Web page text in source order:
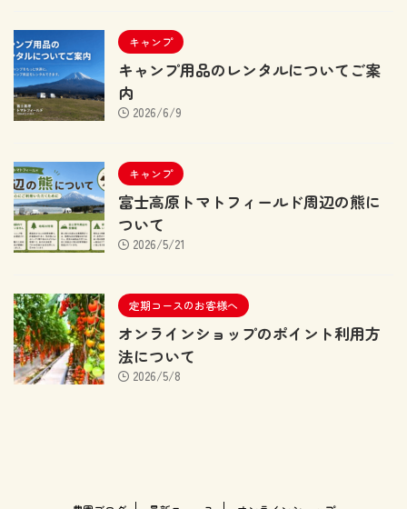
キャンプ
キャンプ用品のレンタルについてご案
内
2026/6/9
キャンプ
富士高原トマトフィールド周辺の熊に
ついて
2026/5/21
定期コースのお客様へ
オンラインショップのポイント利用方
法について
2026/5/8